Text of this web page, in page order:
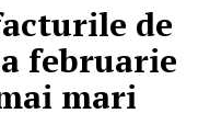
de
februarie
mari